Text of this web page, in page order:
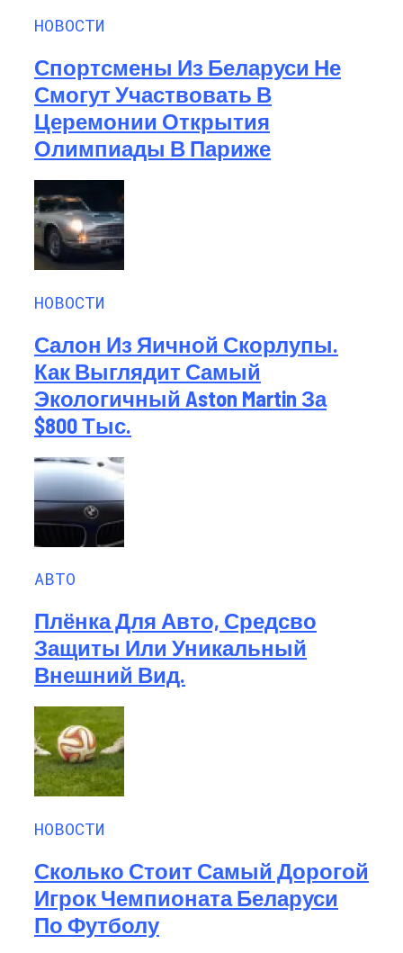
НОВОСТИ
Спортсмены Из Беларуси Не
Смогут Участвовать В
Церемонии Открытия
Олимпиады В Париже
НОВОСТИ
Салон Из Яичной Скорлупы.
Как Выглядит Самый
Экологичный Aston Martin За
$800 Тыс.
АВТО
Плёнка Для Авто, Средсво
Защиты Или Уникальный
Внешний Вид.
НОВОСТИ
Сколько Стоит Самый Дорогой
Игрок Чемпионата Беларуси
По Футболу